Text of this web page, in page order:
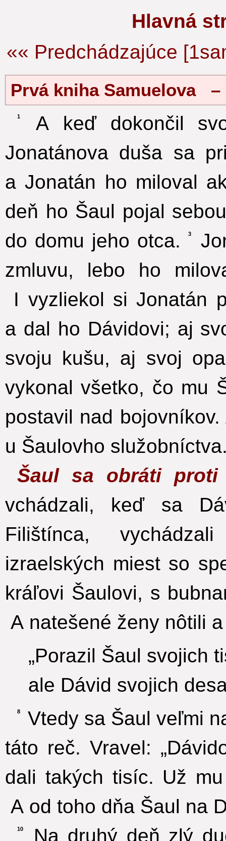
Hlavná
«« Predchádzajúce
Prvá kniha Samuelova
1
A keď dokončil
Jonatánova duša sa
a Jonatán ho miloval
deň ho Šaul pojal
do domu jeho otca.
3
zmluvu, lebo ho
I vyzliekol si Jonatán
a dal ho Dávidovi; aj
svoju kušu, aj svoj
vykonal všetko, čo mu
postavil nad
u Šaulovho
Šaul sa obráti
vchádzali, keď sa
Filištínca,
izraelských miest so
kráľovi Šaulovi, s
A natešené ženy nôtili
„Porazil Šaul svojich
ale Dávid svojich
8
Vtedy sa Šaul veľmi
táto reč. Vravel:
dali takých tisíc. Už
A od toho dňa Šaul na
10
Na druhý deň zlý